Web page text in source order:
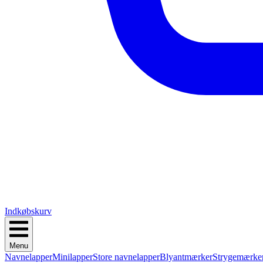
Indkøbskurv
Menu
NavnelapperMinilapperStore navnelapperBlyantmærker